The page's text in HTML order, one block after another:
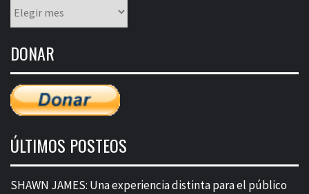
mensual
entradas
DONAR
ÚLTIMOS POSTEOS
SHAWN JAMES: Una experiencia distinta para el público